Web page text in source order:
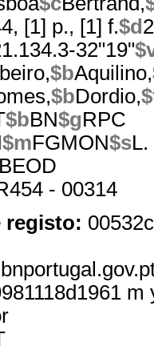
[1] p., [1] f.$d
32"19"
$bAquilino,
$bDordio,
$bBN$gRPC
$mFGMON$sL.
- 00314
registo:
m